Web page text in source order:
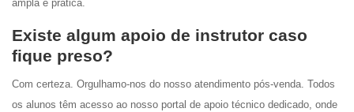
ampla e prática.
Existe algum apoio de instrutor caso
fique preso?
Com certeza. Orgulhamo-nos do nosso atendimento pós-venda. Todos
os alunos têm acesso ao nosso portal de apoio técnico dedicado, onde